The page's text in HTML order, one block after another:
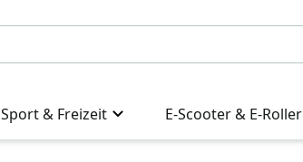
Sport & Freizeit E-Scooter & E-Roller